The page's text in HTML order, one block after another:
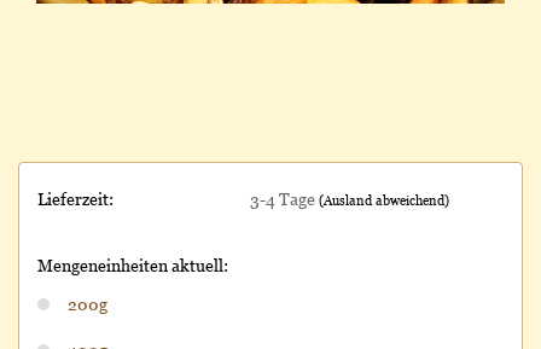
Lieferzeit: 3-4 Tage (Ausland abweichend)
Mengeneinheiten aktuell:
200g